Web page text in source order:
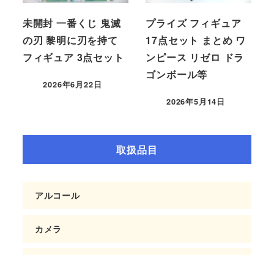
未開封 一番くじ 鬼滅
の刃 黎明に刃を持て
フィギュア 3点セット
2026年6月22日
プライズ フィギュア
17点セット まとめ ワ
ンピース リゼロ ドラ
ゴンボール等
2026年5月14日
取扱品目
アルコール
カメラ